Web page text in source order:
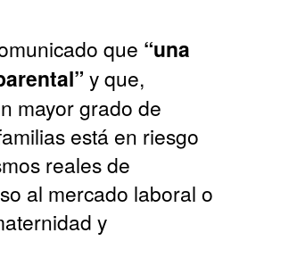
que “una
y que,
mayor grado de
está en riesgo
reales de
al mercado laboral o
y